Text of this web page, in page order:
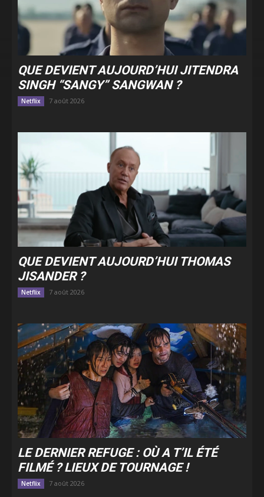
QUE DEVIENT AUJOURD’HUI JITENDRA
SINGH “SANGY” SANGWAN ?
Netflix 7 août 2026
QUE DEVIENT AUJOURD’HUI THOMAS
JISANDER ?
Netflix 7 août 2026
LE DERNIER REFUGE : OÙ A T’IL ÉTÉ
FILMÉ ? LIEUX DE TOURNAGE !
Netflix 7 août 2026